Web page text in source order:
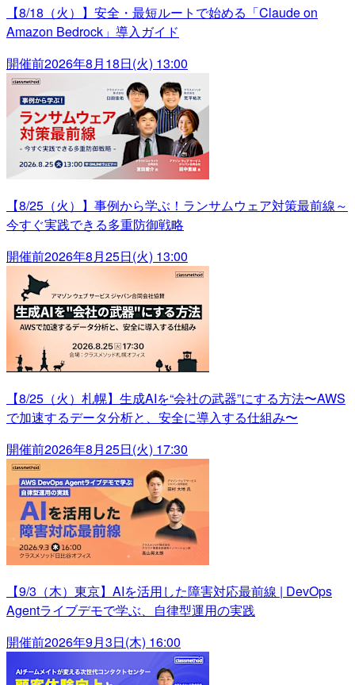
【8/18（火）】安全・最短ルートで始める「Claude on
Amazon Bedrock」導入ガイド
開催前2026年8月18日(火) 13:00
【8/25（火）】事例から学ぶ！ランサムウェア対策最前線～
今すぐ実践できる多重防御戦略
開催前2026年8月25日(火) 13:00
【8/25（火）札幌】生成AIを“会社の武器”にする方法〜AWS
で加速するデータ分析と、安全に導入する仕組み〜
開催前2026年8月25日(火) 17:30
【9/3（木）東京】AIを活用した障害対応最前線 | DevOps
Agentライブデモで学ぶ、自律型運用の実践
開催前2026年9月3日(木) 16:00